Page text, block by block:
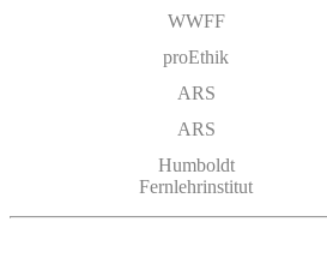
WWFF
proEthik
ARS
ARS
Humboldt
Fernlehrinstitut